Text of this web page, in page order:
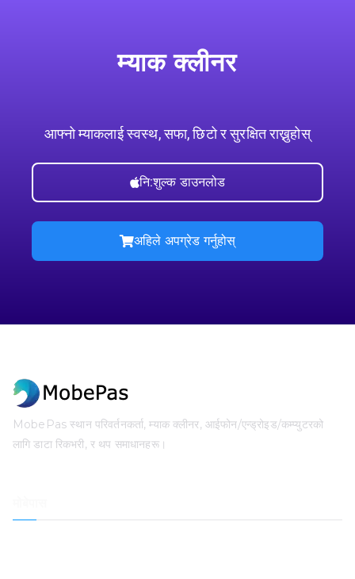
म्याक क्लीनर
आफ्नो म्याकलाई स्वस्थ, सफा, छिटो र सुरक्षित राख्नुहोस्
नि:शुल्क डाउनलोड
अहिले अपग्रेड गर्नुहोस्
MobePas स्थान परिवर्तनकर्ता, म्याक क्लीनर, आईफोन/एन्ड्रोइड/कम्प्युटरको
लागि डाटा रिकभरी, र थप समाधानहरू।